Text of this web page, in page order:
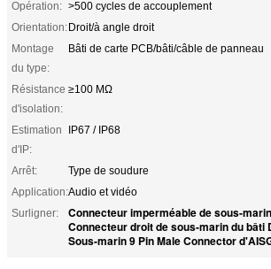
Opération: >500 cycles de accouplement
Orientation:Droit/à angle droit
Montage
du type:
Bâti de carte PCB/bâti/câble de panneau
Résistance
d'isolation:
≥100 MΩ
Estimation
d'IP:
IP67 / IP68
Arrêt:
Type de soudure
Application:Audio et vidéo
Surligner:
Connecteur imperméable de sous-
Connecteur droit de sous-marin du bâti
Sous-marin 9 Pin Male Connector